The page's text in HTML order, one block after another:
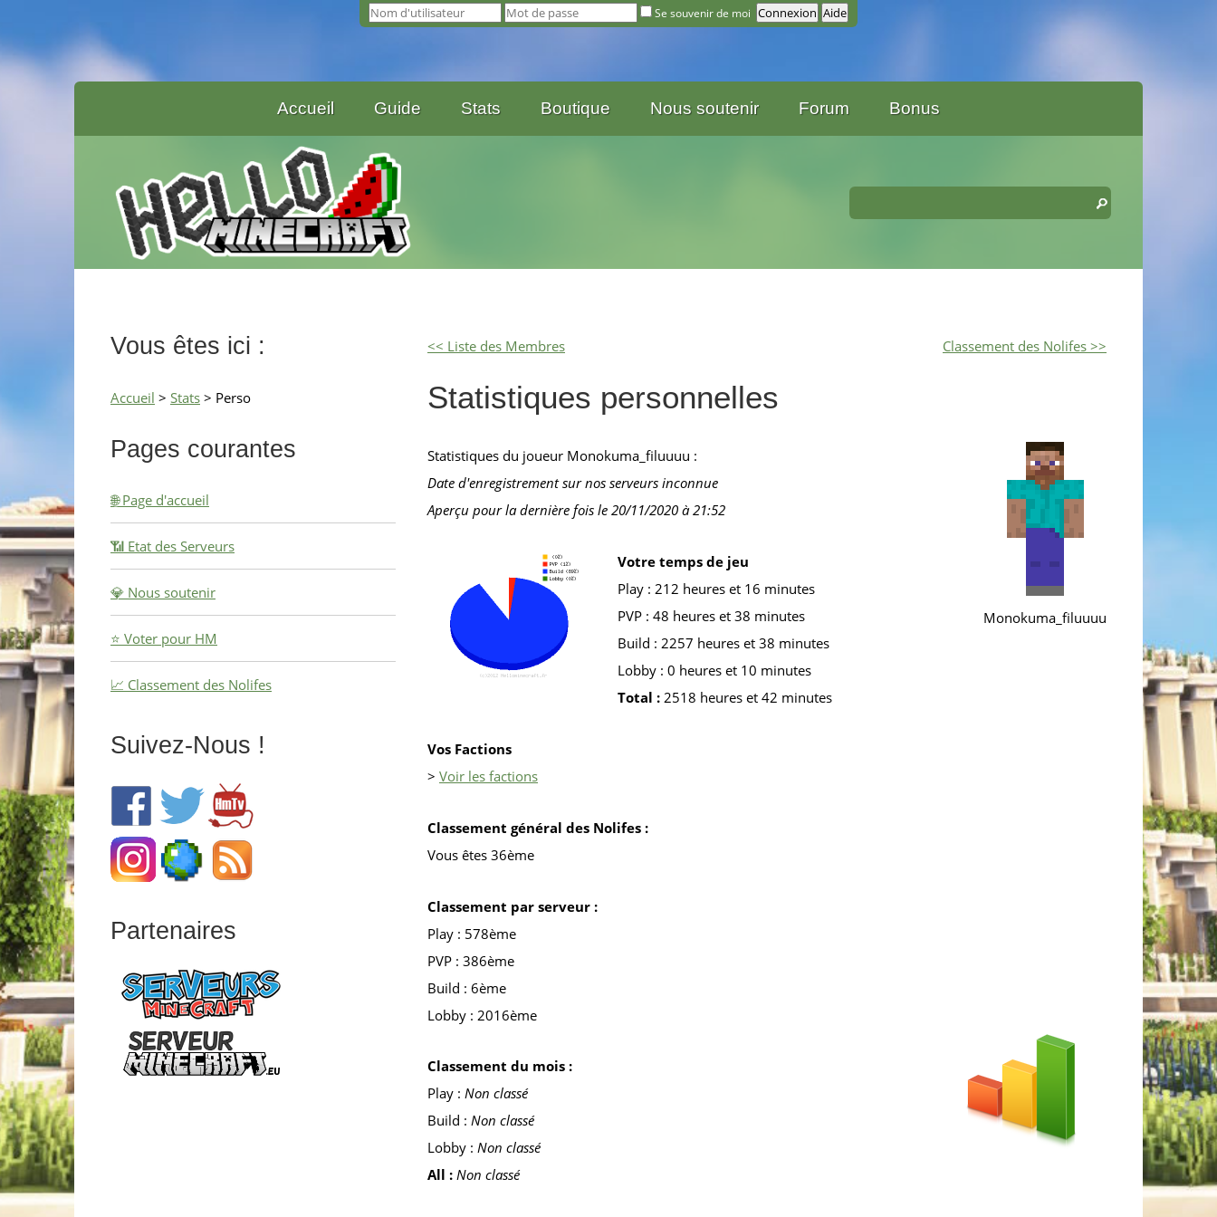
Se souvenir de moi
Accueil Guide Stats Boutique Nous soutenir Forum Bonus
Vous êtes ici :
Accueil > Stats > Perso
Pages courantes
🌐 Page d'accueil
📶 Etat des Serveurs
💎 Nous soutenir
⭐ Voter pour HM
📈 Classement des Nolifes
Suivez-Nous !
Partenaires
<< Liste des Membres Classement des Nolifes >>
Statistiques personnelles
Monokuma_filuuuu
Statistiques du joueur Monokuma_filuuuu :
Date d'enregistrement sur nos serveurs inconnue
Aperçu pour la dernière fois le 20/11/2020 à 21:52
Votre temps de jeu
Play : 212 heures et 16 minutes
PVP : 48 heures et 38 minutes
Build : 2257 heures et 38 minutes
Lobby : 0 heures et 10 minutes
Total : 2518 heures et 42 minutes
Vos Factions
> Voir les factions
Classement général des Nolifes :
Vous êtes 36ème
Classement par serveur :
Play : 578ème
PVP : 386ème
Build : 6ème
Lobby : 2016ème
Classement du mois :
Play : Non classé
Build : Non classé
Lobby : Non classé
All : Non classé